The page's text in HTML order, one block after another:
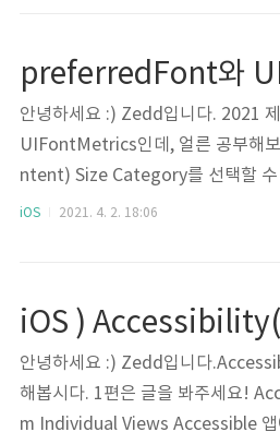
preferredFont와
안녕하세요 :) Zedd입니다. 2021
UIFontMetrics인데, 얼른 공부해
ntent) Size Category를 선택할 수
라, category를 지정하는 것. # 앱
iOS 2021. 4. 2. 18:06
안녕하세요 :) Zedd입니다
해봅시다. 1편은 글을 봐주세요!
m Individual Views Accessible 앱